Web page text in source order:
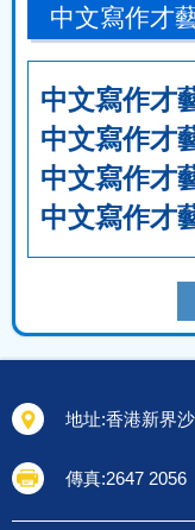
中文寫作才
中文寫作才
中文寫作才
中文寫作才
中文寫作才
地址:香港新界
傳真:2647 2056